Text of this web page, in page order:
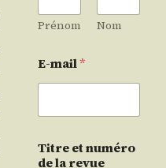
Prénom Nom
E-mail*
Titre et numéro
de la revue